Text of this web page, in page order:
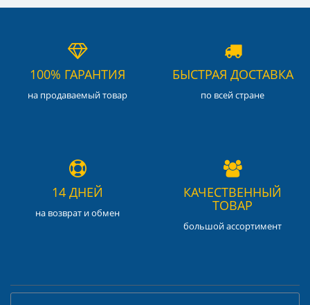
100% ГАРАНТИЯ
на продаваемый товар
БЫСТРАЯ ДОСТАВКА
по всей стране
14 ДНЕЙ
на возврат и обмен
КАЧЕСТВЕННЫЙ
ТОВАР
большой ассортимент